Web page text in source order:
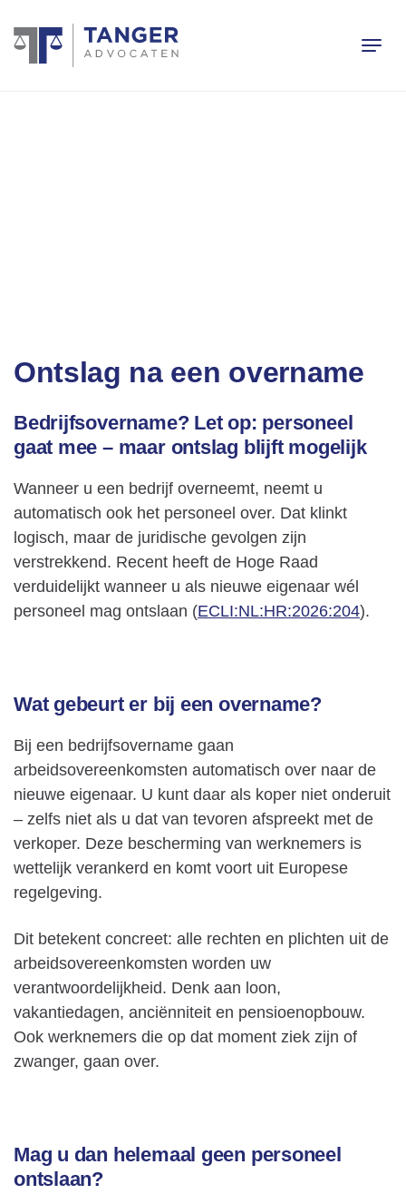
Ontslag na een overname
Bedrijfsovername? Let op: personeel
gaat mee – maar ontslag blijft mogelijk
Wanneer u een bedrijf overneemt, neemt u
automatisch ook het personeel over. Dat klinkt
logisch, maar de juridische gevolgen zijn
verstrekkend. Recent heeft de Hoge Raad
verduidelijkt wanneer u als nieuwe eigenaar wél
personeel mag ontslaan (ECLI:NL:HR:2026:204).
Wat gebeurt er bij een overname?
Bij een bedrijfsovername gaan
arbeidsovereenkomsten automatisch over naar de
nieuwe eigenaar. U kunt daar als koper niet onderuit
– zelfs niet als u dat van tevoren afspreekt met de
verkoper. Deze bescherming van werknemers is
wettelijk verankerd en komt voort uit Europese
regelgeving.
Dit betekent concreet: alle rechten en plichten uit de
arbeidsovereenkomsten worden uw
verantwoordelijkheid. Denk aan loon,
vakantiedagen, anciënniteit en pensioenopbouw.
Ook werknemers die op dat moment ziek zijn of
zwanger, gaan over.
Mag u dan helemaal geen personeel
ontslaan?